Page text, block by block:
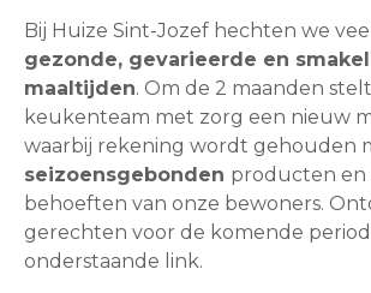
Bij Huize Sint-Jozef hechten we
gezonde, gevarieerde en
maaltijden. Om de 2 maanden
keukenteam met zorg een nieuw
waarbij rekening wordt gehouden
seizoensgebonden producten en
behoeften van onze bewoners.
gerechten voor de komende
onderstaande link.